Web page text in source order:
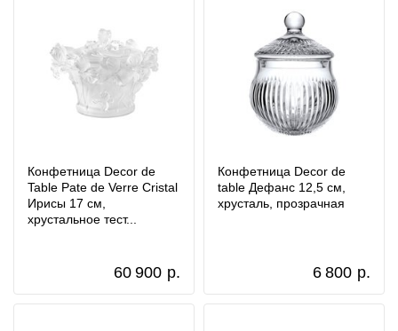
Конфетница Decor de
Table Pate de Verre Cristal
Ирисы 17 см,
хрустальное тест...
60 900 р.
Конфетница Decor de
table Дефанс 12,5 см,
хрусталь, прозрачная
6 800 р.